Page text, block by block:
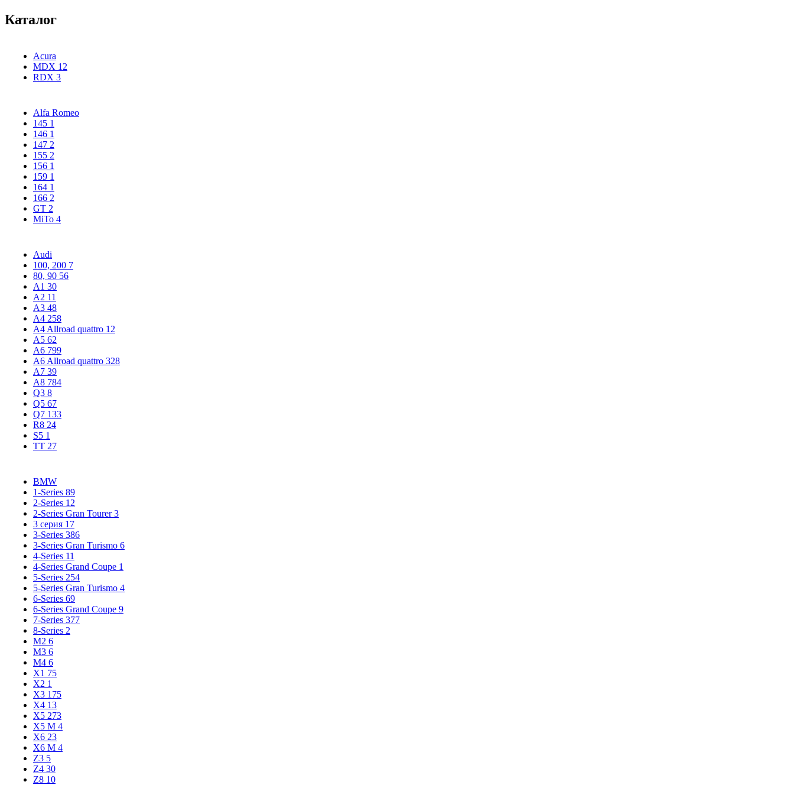
Каталог
Acura
MDX 12
RDX 3
Alfa Romeo
145 1
146 1
147 2
155 2
156 1
159 1
164 1
166 2
GT 2
MiTo 4
Audi
100, 200 7
80, 90 56
A1 30
A2 11
A3 48
A4 258
A4 Allroad quattro 12
A5 62
A6 799
A6 Allroad quattro 328
A7 39
A8 784
Q3 8
Q5 67
Q7 133
R8 24
S5 1
TT 27
BMW
1-Series 89
2-Series 12
2-Series Gran Tourer3
3 серия 17
3-Series 386
3-Series Gran Turismo 6
4-Series 11
4-Series Grand Coupe 1
5-Series 254
5-Series Gran Turismo 4
6-Series 69
6-Series Grand Coupe 9
7-Series 377
8-Series 2
M2 6
M3 6
M4 6
X1 75
X2 1
X3 175
X4 13
X5 273
X5 М 4
X6 23
X6 M 4
Z3 5
Z4 30
Z8 10